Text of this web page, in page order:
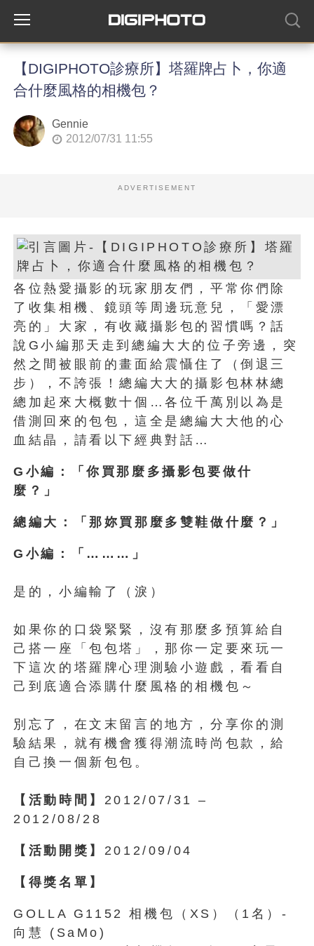
【DIGIPHOTO診療所】塔羅牌占卜，你適
合什麼風格的相機包？
Gennie
2012/07/31 11:55
ADVERTISEMENT
各位熱愛攝影的玩家朋友們，平常你們除
了收集相機、鏡頭等周邊玩意兒，「愛漂
亮的」大家，有收藏攝影包的習慣嗎？話
說G小編那天走到總編大大的位子旁邊，突
然之間被眼前的畫面給震懾住了（倒退三
步），不誇張！總編大大的攝影包林林總
總加起來大概數十個…各位千萬別以為是
借測回來的包包，這全是總編大大他的心
血結晶，請看以下經典對話…
G小編：「你買那麼多攝影包要做什
麼？」
總編大：「那妳買那麼多雙鞋做什麼？」
G小編：「………」
是的，小編輸了（淚）
如果你的口袋緊緊，沒有那麼多預算給自
己搭一座「包包塔」，那你一定要來玩一
下這次的塔羅牌心理測驗小遊戲，看看自
己到底適合添購什麼風格的相機包～
別忘了，在文末留言的地方，分享你的測
驗結果，就有機會獲得潮流時尚包款，給
自己換一個新包包。
【活動時間】 2012/07/31 –
2012/08/28
【活動開獎】 2012/09/04
【得獎名單】
GOLLA G1152 相機包（XS）（1名）-
向慧 (SaMo)